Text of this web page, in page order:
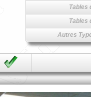
Tables
Tables
Autres